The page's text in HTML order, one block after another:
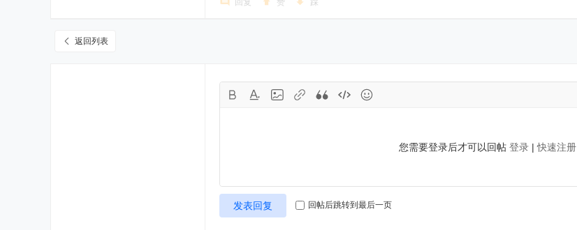
回复 赞 踩
返回列表
您需要登录后才可以回帖 登录|快速注册
发表回复 回帖后跳转到最后一页